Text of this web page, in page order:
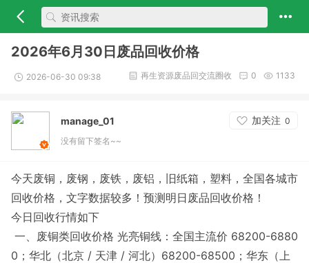
2026年6月30日废品回收价格
2026-06-30 09:38 1133
0
再生资源废品回交流圈收
manage_01 加关注 0
没有留下签名~~
今天废铜，废钢，废铁，废铝，旧纸箱，塑料，全国各城市
回收价格，文字数据较多！预测明日废品回收价格！
今日回收行情如下
一、废铜类回收价格 光亮铜线：全国主流价 68200-6880
0；华北（北京 / 天津 / 河北）68200-68500；华东（上